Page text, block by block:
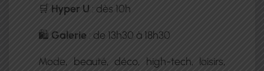
🛒 Hyper U : dès 10h
🛍️ Galerie : de 13h30 à 18h30
Mode, beauté, déco, high-tech, loisirs,